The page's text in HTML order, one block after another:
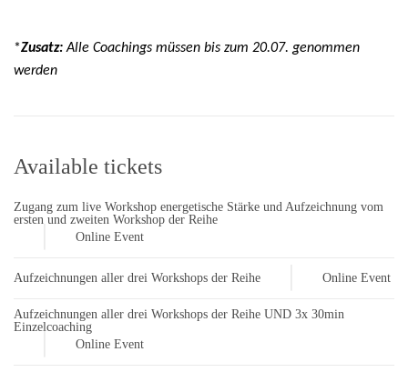
*Zusatz:Alle Coachings müssen bis zum 20.07. genommen
werden
Available tickets
Zugang zum live Workshop energetische Stärke und Aufzeichnung vom
ersten und zweiten Workshop der Reihe
Online Event
Aufzeichnungen aller drei Workshops der Reihe Online Event
Aufzeichnungen aller drei Workshops der Reihe UND 3x 30min
Einzelcoaching
Online Event